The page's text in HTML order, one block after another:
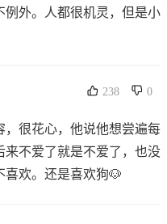
外。人都很机灵，但是小
238 0
，很花心，他说他想尝遍每
来不爱了就是不爱了，也没
喜欢。还是喜欢狗🐶